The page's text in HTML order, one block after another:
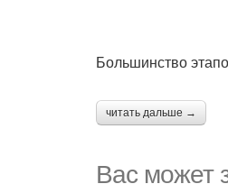
Большинство
читать дальше →
Вас может